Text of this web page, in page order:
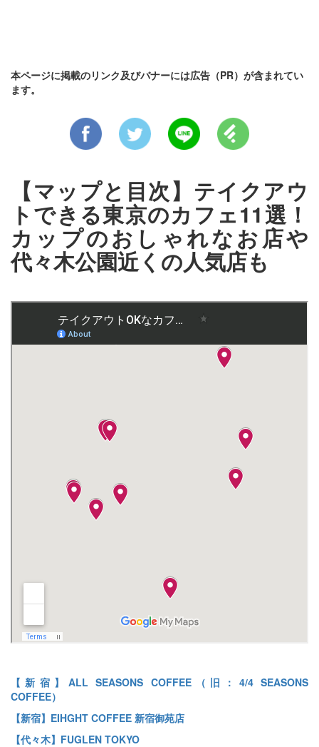
本ページに掲載のリンク及びバナーには広告（PR）が含まれてい
ます。
【マップと目次】テイクアウ
トできる東京のカフェ11選！
カップのおしゃれなお店や
代々木公園近くの人気店も
【新宿】ALL SEASONS COFFEE（旧：4/4 SEASONS
COFFEE）
【新宿】EIHGHT COFFEE 新宿御苑店
【代々木】FUGLEN TOKYO